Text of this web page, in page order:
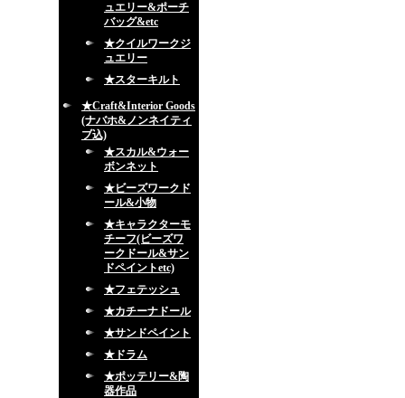
ュエリー&ポーチ
バッグ&etc
★クイルワークジ
ュエリー
★スターキルト
★Craft&Interior Goods
(ナバホ&ノンネイティ
ブ込)
★スカル&ウォー
ボンネット
★ビーズワークド
ール&小物
★キャラクターモ
チーフ(ビーズワ
ークドール&サン
ドペイントetc)
★フェテッシュ
★カチーナドール
★サンドペイント
★ドラム
★ポッテリー&陶
器作品